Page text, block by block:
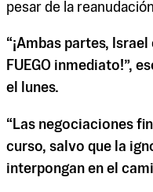
pesar de la
“¡Ambas partes, Israel
FUEGO inmediato!”,
el lunes.
“Las negociaciones
curso, salvo que la
interpongan en el